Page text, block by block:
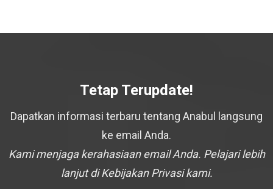
Tetap Terupdate!
Dapatkan informasi terbaru tentang Anabul langsung
ke email Anda.
Kami menjaga kerahasiaan email Anda. Pelajari lebih
lanjut di Kebijakan Privasi kami.